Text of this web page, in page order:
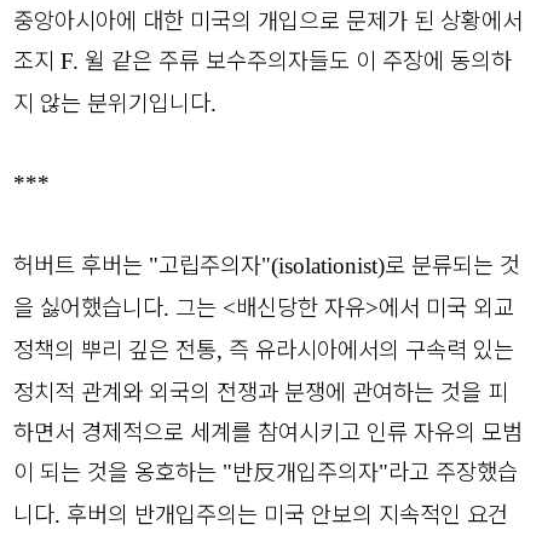
중앙아시아에 대한 미국의 개입으로 문제가 된 상황에서
조지F. 윌 같은 주류 보수주의자들도 이 주장에 동의하
지 않는 분위기입니다.
***
허버트 후버는 "고립주의자"(isolationist)로 분류되는 것
을 싫어했습니다. 그는 <배신당한 자유>에서 미국 외교
정책의 뿌리 깊은 전통, 즉 유라시아에서의 구속력 있는
정치적 관계와 외국의 전쟁과 분쟁에 관여하는 것을 피
하면서 경제적으로 세계를 참여시키고 인류 자유의 모범
이 되는 것을 옹호하는 "반反개입주의자"라고 주장했습
니다. 후버의 반개입주의는 미국 안보의 지속적인 요건